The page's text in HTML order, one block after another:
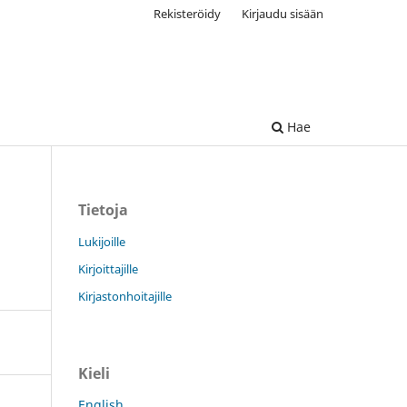
Hae
Rekisteröidy Kirjaudu sisään
Tietoja
Lukijoille
Kirjoittajille
Kirjastonhoitajille
Kieli